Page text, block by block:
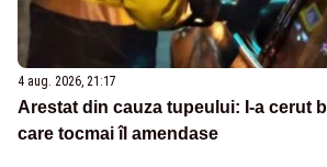
4 aug. 2026, 21:17
Arestat din cauza tupeului: I-a cerut
care tocmai îl amendase